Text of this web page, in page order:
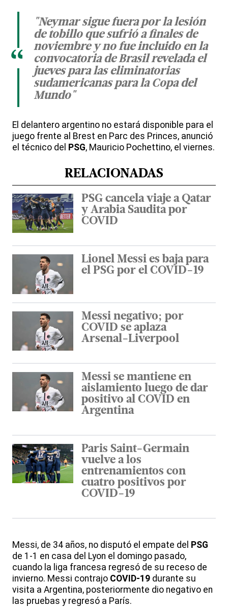
"Neymar sigue fuera por la lesión
de tobillo que sufrió a finales de
noviembre y no fue incluido en la
convocatoria de Brasil revelada el
jueves para las eliminatorias
sudamericanas para la Copa del
Mundo"
“
El delantero argentino no estará disponible para el
juego frente al Brest en Parc des Princes, anunció
el técnico del PSG, Mauricio Pochettino, el viernes.
RELACIONADAS
PSG cancela viaje a Qatar
y Arabia Saudita por
COVID
Lionel Messi es baja para
el PSG por el COVID-19
Messi negativo; por
COVID se aplaza
Arsenal-Liverpool
Messi se mantiene en
aislamiento luego de dar
positivo al COVID en
Argentina
Paris Saint-Germain
vuelve a los
entrenamientos con
cuatro positivos por
COVID-19
Messi, de 34 años, no disputó el empate del PSG
de 1-1 en casa del Lyon el domingo pasado,
cuando la liga francesa regresó de su receso de
invierno. Messi contrajo COVID-19 durante su
visita a Argentina, posteriormente dio negativo en
las pruebas y regresó a París.